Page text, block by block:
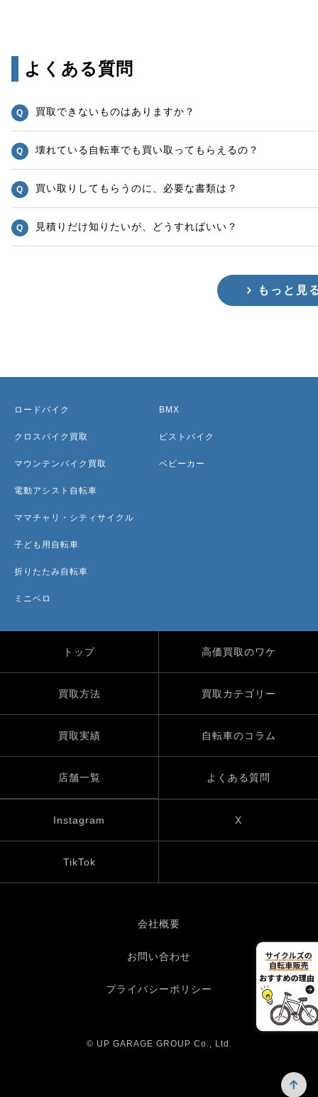
よくある質問
買取できないものはありますか？
壊れている自転車でも買い取ってもらえるの？
買い取りしてもらうのに、必要な書類は？
見積りだけ知りたいが、どうすればいい？
もっと見
ロードバイク
クロスバイク買取
マウンテンバイク買取
電動アシスト自転車
ママチャリ・シティサイクル
子ども用自転車
折りたたみ自転車
ミニベロ
BMX
ピストバイク
ベビーカー
トップ 高価買取のワケ
買取方法 買取カテゴリー
買取実績 自転車のコラム
店舗一覧 よくある質問
Instagram X
TikTok
会社概要
お問い合わせ
プライバシーポリシー
© UP GARAGE GROUP Co., Ltd.